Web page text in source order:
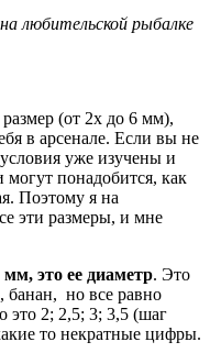
любительской рыбалке
(от 2х до 6 мм),
в арсенале. Если вы не
уже изучены и
понадобится, как
Поэтому я на
эти размеры, и мне
это ее диаметр. Это
банан, но все равно
это 2; 2,5; 3; 3,5 (шаг
то некратные цифры.